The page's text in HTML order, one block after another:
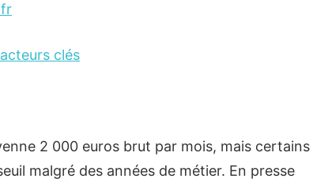
clés
2 000 euros brut par mois, mais certains
malgré des années de métier. En presse